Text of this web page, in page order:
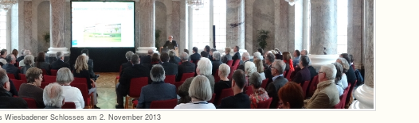
Schlos­ses am 2. Novem­ber 2013